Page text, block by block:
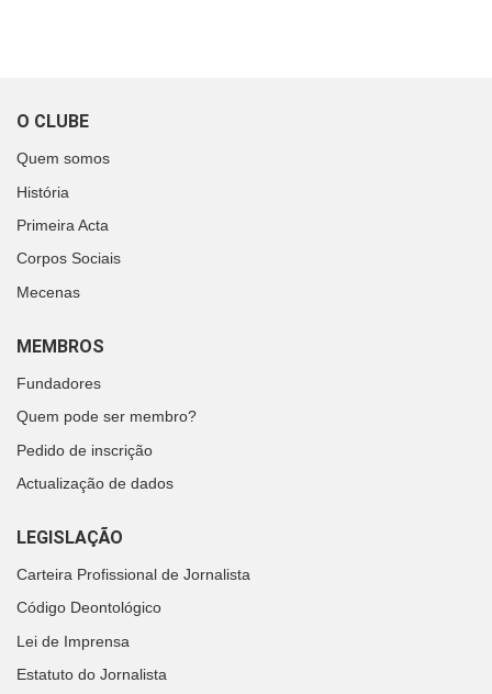
O CLUBE
Quem somos
História
Primeira Acta
Corpos Sociais
Mecenas
MEMBROS
Fundadores
Quem pode ser membro?
Pedido de inscrição
Actualização de dados
LEGISLAÇÃO
Carteira Profissional de Jornalista
Código Deontológico
Lei de Imprensa
Estatuto do Jornalista